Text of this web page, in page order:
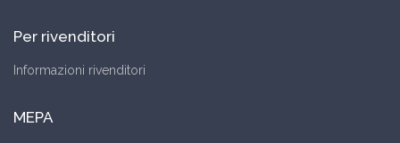
Per rivenditori
Informazioni rivenditori
MEPA